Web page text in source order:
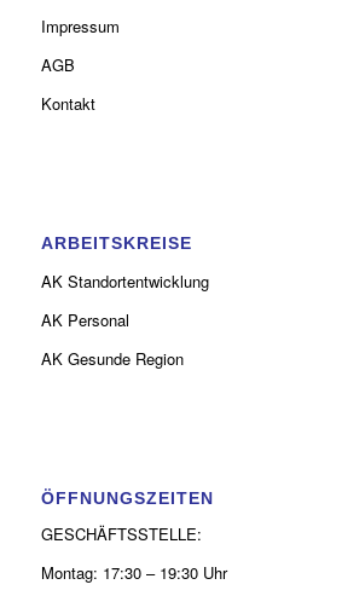
Impressum
AGB
Kontakt
ARBEITSKREISE
AK Standortentwicklung
AK Personal
AK Gesunde Region
ÖFFNUNGSZEITEN
GESCHÄFTSSTELLE:
Montag: 17:30 – 19:30 Uhr